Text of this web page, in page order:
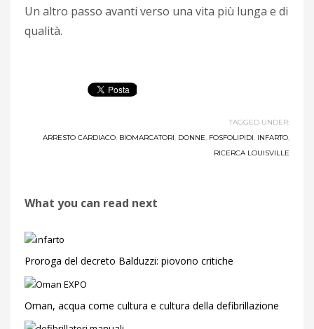
Un altro passo avanti verso una vita più lunga e di
qualità.
TAGGED UNDER:
ARRESTO CARDIACO, BIOMARCATORI, DONNE, FOSFOLIPIDI, INFARTO,
RICERCA LOUISVILLE
What you can read next
Proroga del decreto Balduzzi: piovono critiche
Oman, acqua come cultura e cultura della defibrillazione